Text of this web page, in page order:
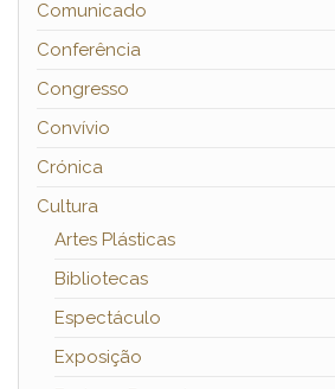
Comunicado
Conferência
Congresso
Convívio
Crónica
Cultura
Artes Plásticas
Bibliotecas
Espectáculo
Exposição